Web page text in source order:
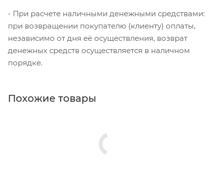
- При расчете наличными денежными средствами:
при возвращении покупателю (клиенту) оплаты,
независимо от дня её осуществления, возврат
денежных средств осуществляется в наличном
порядке.
Похожие товары